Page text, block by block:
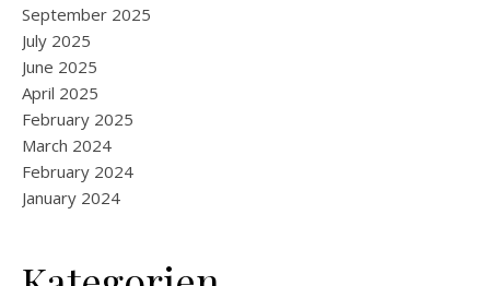
September 2025
July 2025
June 2025
April 2025
February 2025
March 2024
February 2024
January 2024